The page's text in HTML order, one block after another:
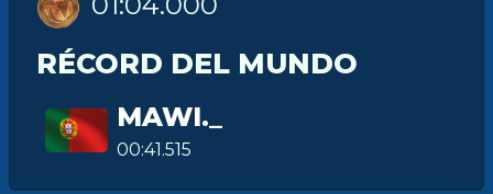
RÉCORD DEL MUNDO
MAWI._
00:41.515